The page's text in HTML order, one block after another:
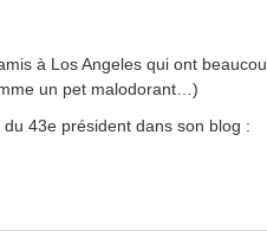
à Los Angeles qui ont
un pet malodorant…)
43e président dans son blog :